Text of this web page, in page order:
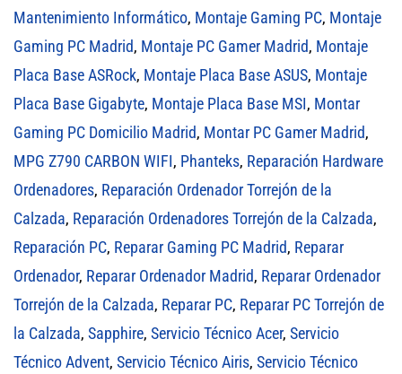
Mantenimiento Informático, Montaje Gaming PC, Montaje
Gaming PC Madrid, Montaje PC Gamer Madrid, Montaje
Placa Base ASRock, Montaje Placa Base ASUS, Montaje
Placa Base Gigabyte, Montaje Placa Base MSI, Montar
Gaming PC Domicilio Madrid, Montar PC Gamer Madrid,
MPG Z790 CARBON WIFI, Phanteks, Reparación Hardware
Ordenadores, Reparación Ordenador Torrejón de la
Calzada, Reparación Ordenadores Torrejón de la Calzada,
Reparación PC, Reparar Gaming PC Madrid, Reparar
Ordenador, Reparar Ordenador Madrid, Reparar Ordenador
Torrejón de la Calzada, Reparar PC, Reparar PC Torrejón de
la Calzada, Sapphire, Servicio Técnico Acer, Servicio
Técnico Advent, Servicio Técnico Airis, Servicio Técnico